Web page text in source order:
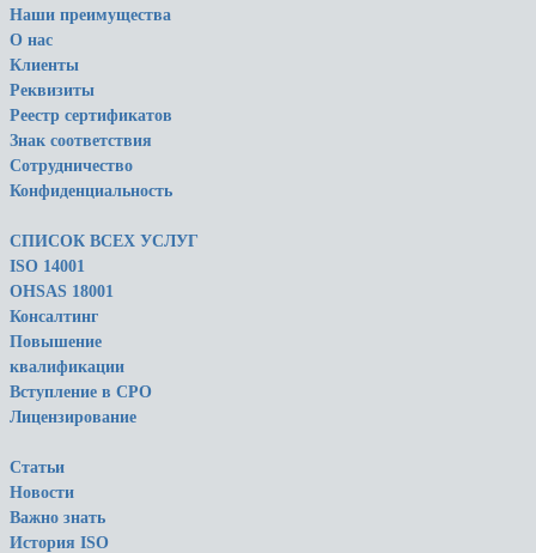
Наши преимущества
О нас
Клиенты
Реквизиты
Реестр сертификатов
Знак соответствия
Сотрудничество
Конфиденциальность
СПИСОК ВСЕХ УСЛУГ
ISO 14001
OHSAS 18001
Консалтинг
Повышение
квалификации
Вступление в СРО
Лицензирование
Статьи
Новости
Важно знать
История ISO